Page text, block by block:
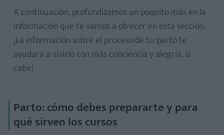
A continuación, profundizamos un poquito más en la
información que te vamos a ofrecer en esta sección.
¡La información sobre el proceso de tu parto te
ayudará a vivirlo con más conciencia y alegría, si
cabe!
Parto: cómo debes prepararte y para
qué sirven los cursos